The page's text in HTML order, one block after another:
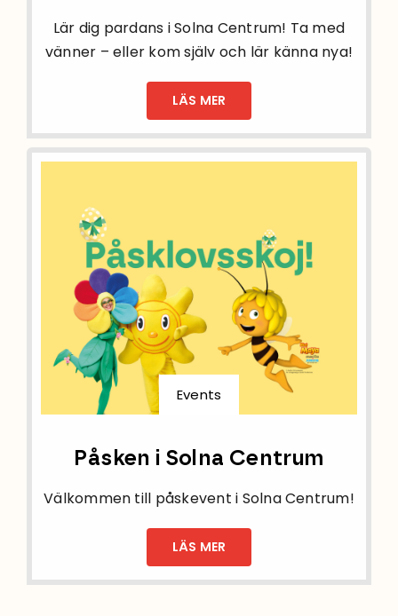
Lär dig pardans i Solna Centrum! Ta med
vänner – eller kom själv och lär känna nya!
LÄS MER
Events
Påsken i Solna Centrum
Välkommen till påskevent i Solna Centrum!
LÄS MER